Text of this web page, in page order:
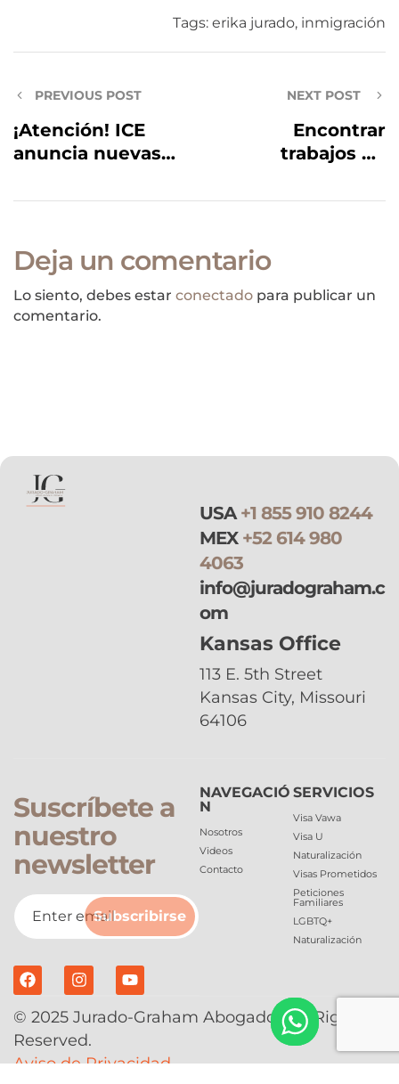
Tags: erika jurado, inmigración
PREVIOUS POST
¡Atención! ICE
anuncia nuevas
deportación y
NEXT POST
Encontrar
trabajos en
2021 | ¿Dónde
Deja un comentario
Lo siento, debes estar conectado para publicar un
comentario.
USA +1 855 910 8244
MEX +52 614 980
4063
info@juradograham.c
om
Kansas Office
113 E. 5th Street
Kansas City, Missouri
64106
Suscríbete a
nuestro
newsletter
Subscribirse
NAVEGACIÓ
N
Nosotros
Videos
Contacto
SERVICIOS
Visa Vawa
Visa U
Naturalización
Visas Prometidos
Peticiones
Familiares
LGBTQ+
Naturalización
© 2025 Jurado-Graham Abogados All Rights
Reserved.
Aviso de Privacidad